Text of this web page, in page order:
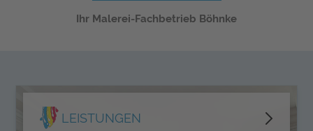
Ihr Malerei-Fachbetrieb Böhnke
LEISTUNGEN